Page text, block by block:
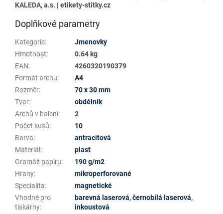
KALEDA, a.s. | etikety-stitky.cz
Doplňkové parametry
Kategorie:
Jmenovky
Hmotnost:
0.64 kg
EAN:
4260320190379
Formát archu:
A4
Rozměr:
70 x 30 mm
Tvar:
obdélník
Archů v balení:
2
Počet kusů:
10
Barva:
antracitová
Materiál :
plast
Gramáž papíru:
190 g/m2
Hrany:
mikroperforované
Specialita:
magnetické
Vhodné pro
tiskárny:
barevná laserová,černobílá laserová,
inkoustová